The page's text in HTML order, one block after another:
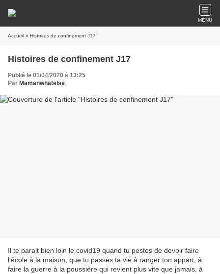
MENU
Accueil » Histoires de confinement J17
Histoires de confinement J17
Publié le 01/04/2020 à 13:25
Par Mamanwhatelse
Il te parait bien loin le covid19 quand tu pestes de devoir faire
l'école à la maison, que tu passes ta vie à ranger ton appart, à
faire la guerre à la poussière qui revient plus vite que jamais, à